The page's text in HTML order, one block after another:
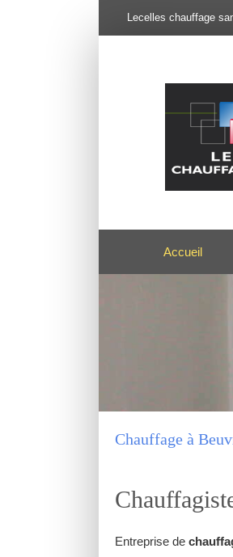
Lecelles chauffage
Accueil
Chauffage à
Entreprise de